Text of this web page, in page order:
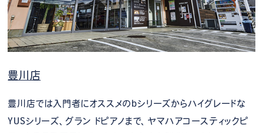
豊川店
豊川店では入門者にオススメのbシリーズからハイグレードな
YUSシリーズ、グラン ドピアノまで、ヤマハアコースティックピ